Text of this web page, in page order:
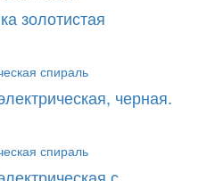
золотистая
черная.